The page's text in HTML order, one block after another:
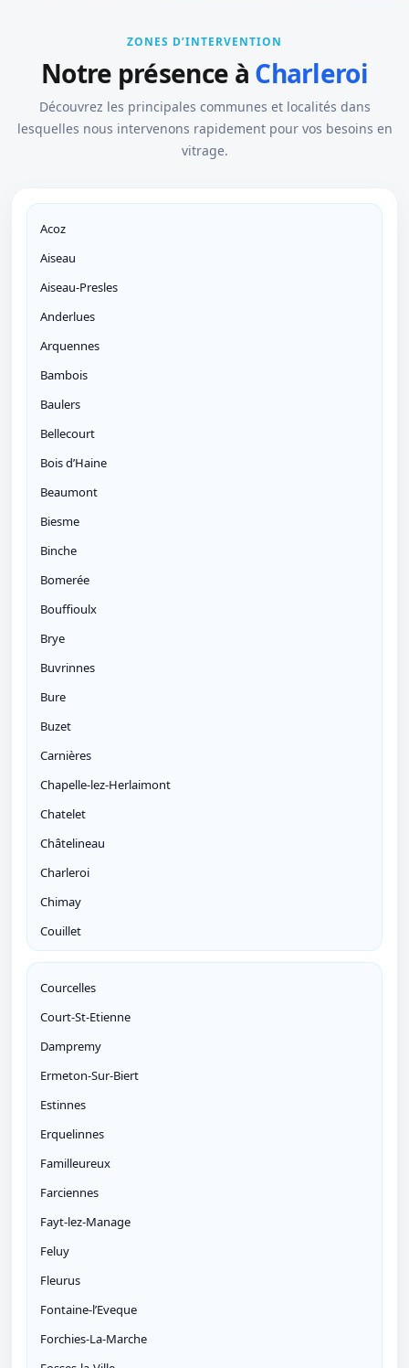
ZONES D’INTERVENTION
Notre présence à Charleroi
Découvrez les principales communes et localités dans
lesquelles nous intervenons rapidement pour vos besoins en
vitrage.
Acoz
Aiseau
Aiseau-Presles
Anderlues
Arquennes
Bambois
Baulers
Bellecourt
Bois d’Haine
Beaumont
Biesme
Binche
Bomerée
Bouffioulx
Brye
Buvrinnes
Bure
Buzet
Carnières
Chapelle-lez-Herlaimont
Chatelet
Châtelineau
Charleroi
Chimay
Couillet
Courcelles
Court-St-Etienne
Dampremy
Ermeton-Sur-Biert
Estinnes
Erquelinnes
Familleureux
Farciennes
Fayt-lez-Manage
Feluy
Fleurus
Fontaine-l’Eveque
Forchies-La-Marche